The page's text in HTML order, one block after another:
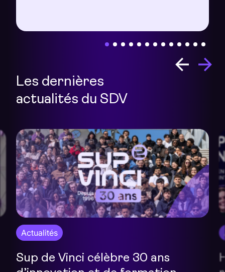
Les dernières
actualités du SDV
Alternance
Hackathon Data : nos étudiants